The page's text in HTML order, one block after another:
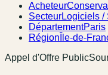
Acheteur
SecteurLogiciels /
DépartementParis
Région Île-de-
Appel d'Offre Public